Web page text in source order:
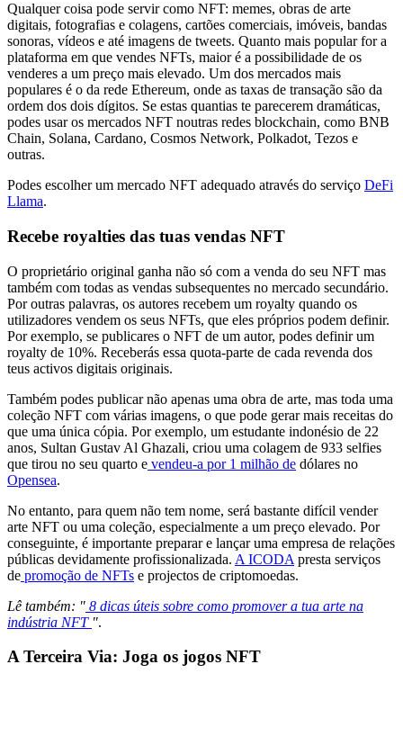
Qualquer coisa pode servir como NFT: memes, obras de arte
digitais, fotografias e colagens, cartões comerciais, imóveis, bandas
sonoras, vídeos e até imagens de tweets. Quanto mais popular for a
plataforma em que vendes NFTs, maior é a possibilidade de os
venderes a um preço mais elevado. Um dos mercados mais
populares é o da rede Ethereum, onde as taxas de transação são da
ordem dos dois dígitos. Se estas quantias te parecerem dramáticas,
podes usar os mercados NFT noutras redes blockchain, como BNB
Chain, Solana, Cardano, Cosmos Network, Polkadot, Tezos e
outras.
Podes escolher um mercado NFT adequado através do serviço DeFi
Llama.
Recebe royalties das tuas vendas NFT
O proprietário original ganha não só com a venda do seu NFT mas
também com todas as vendas subsequentes no mercado secundário.
Por outras palavras, os autores recebem um royalty quando os
utilizadores vendem os seus NFTs, que eles próprios podem definir.
Por exemplo, se publicares o NFT de um autor, podes definir um
royalty de 10%. Receberás essa quota-parte de cada revenda dos
teus activos digitais originais.
Também podes publicar não apenas uma obra de arte, mas toda uma
coleção NFT com várias imagens, o que pode gerar mais receitas do
que uma única cópia. Por exemplo, um estudante indonésio de 22
anos, Sultan Gustav Al Ghazali, criou uma colagem de 933 selfies
que tirou no seu quarto e vendeu-a por 1 milhão de dólares no
Opensea.
No entanto, para quem não tem nome, será bastante difícil vender
arte NFT ou uma coleção, especialmente a um preço elevado. Por
conseguinte, é importante preparar e lançar uma empresa de relações
públicas devidamente profissionalizada. A ICODA presta serviços
de promoção de NFTs e projectos de criptomoedas.
Lê também: " 8 dicas úteis sobre como promover a tua arte na
indústria NFT ".
A Terceira Via: Joga os jogos NFT